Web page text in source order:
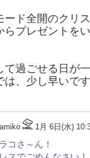
ード全開のクリ
らプレゼントを
て過ごせる日が
は、少し早いで
1月 6日(水)
コさ～ん！